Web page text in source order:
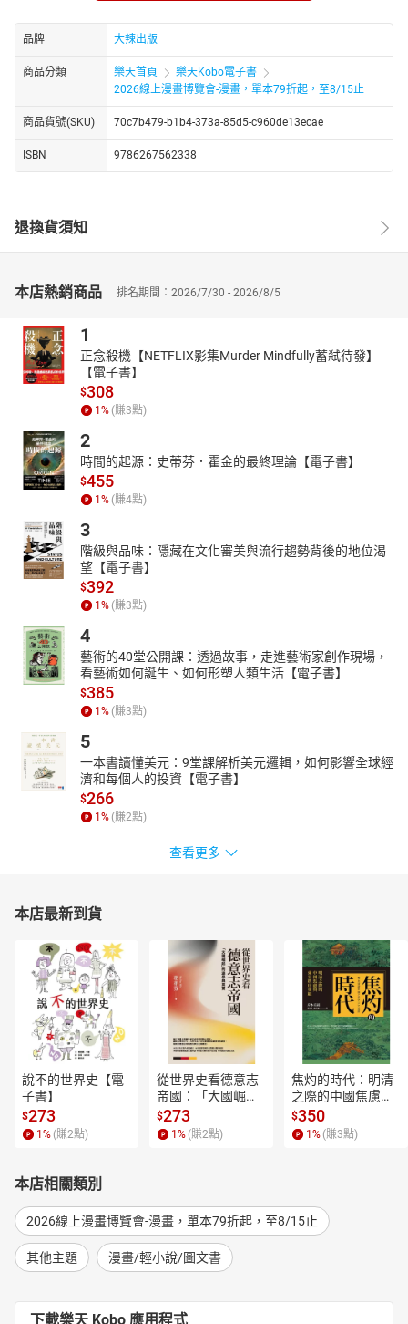
想像的年代，也映照出每個人心中那段未完的青春記憶。
出版十年後，這部備受好評的漫畫系列以典藏合集版本回歸，完整
收藏兩冊經典內容，收錄珍貴彩頁與作者後記，是獻給所有經歷過
或嚮往那個年代讀者的一份溫柔時光禮物。
像一部八釐米播放的青春紀錄片——
《80年代事件簿》典藏版，
的動盪與變化，僅限年輕的、可以任意揮霍的青春。對我來說，80
年代的台灣正是那樣的豐富而且充滿活力，希望藉由這樣的書寫，
關於那些人那些事的「回憶」，成了時間送給我們最珍貴的禮物，
匐前進。這些停放在肩上的滋味，我十分珍惜。我明白當時間到
了，它終將成為另一段寶貴的「回憶」。——小莊
屬於我們這個世代的故事，通向記憶的列車即將開啟。
小莊以他獨有的筆觸與視角，捕捉過往種種溫熱的回憶，整理出屬
有些遺憾，但更多的是對成長的感動與釋然，僅以這二十四篇生命
故事，向我們的青春致敬。
【內容介紹】
十年經典，重磅回歸！
《80年代事件簿》典藏版收錄全兩冊完整內容，
導演小莊以電影般筆觸，重現那個霹靂舞、錄影帶、棒球與夢想交
錯的年代——
一部屬於台灣人的青春紀錄漫畫。
《80年代事件簿》是導演兼漫畫家小莊以個人記憶書寫台灣青春的
自傳式漫畫。作品從1970年代末到1990年代初，透過〈棒球熱〉、
〈超合金機器人〉、〈李小龍〉、〈升學壓力〉等篇章，描繪解嚴
前後的社會氛圍與少年成長。那是彩色電視剛普及、補習文化興
起、街頭霹靂舞與巷弄棒球交錯的年代。
小莊以導演般的鏡頭感與懷舊筆觸，重現那個既天真又動盪的時
光，細膩呈現家庭、人情與時代的交錯記憶。《80年代事件簿》不
只是個人成長記事，更是一部屬於整個世代的台灣青春紀錄片式漫
畫。
還有，小莊以導演般的鏡頭感，描繪1980年代台灣的城市風景——
際大戰》的銀幕震撼。這些場景不只是懷舊符號，更是構成一代人
作品中穿插家庭與青春的細膩情感，像〈老爸的一件小事〉那樣溫
柔克制，又在〈錄影帶〉與〈大型機台電動玩具〉中重現那個科技
萌芽與慾望初現的時代樣貌。
畫面兼具紀錄感與電影感，文字節制而真切，捕捉了「我們曾經擁
有卻再也回不去」的台灣八○年代——一個剛學會自由、也學會孤獨
的青春時代。
看莊導的漫畫時，同步的自己、同齡的記憶也一起活了起來，兩人
的事件同時在腦海中交串，記憶緊緊地抱著我。對我來說，這就是
種享受。
――柯一正╱導演
小莊用極細膩的筆，畫出八○年代的風景和風情，畫出那個時代隱隱
躁動著的台灣。
這部漫畫勾起我許多的回憶與感受。那個時代的光影是亮暗分明
的，光線是緩慢移動的，空氣是自由流動的，人的影子能拉得長長
的。
――陳玉勳╱導演
歡就去做的年代——我們都不曾遺忘的八○年代。
品牌 大辣出版
商品分類 樂天首頁
樂天Kobo電子書
2026線上漫畫博覽會-漫畫，單本79折起，至8/15止
商品貨號(SKU) 70c7b479-b1b4-373a-85d5-c960de13ecae
ISBN 9786267562338
退換貨須知
本店熱銷商品 排名期間：2026/7/30 - 2026/8/5
1
正念殺機【NETFLIX影集Murder Mindfully蓄弒待發】
【電子書】
$308
1 % (賺3點)
2
時間的起源：史蒂芬．霍金的最終理論【電子書】
$455
1 % (賺4點)
3
階級與品味：隱藏在文化審美與流行趨勢背後的地位渴
望【電子書】
$392
1 % (賺3點)
4
藝術的40堂公開課：透過故事，走進藝術家創作現場，
看藝術如何誕生、如何形塑人類生活【電子書】
$385
1 % (賺3點)
5
一本書讀懂美元：9堂課解析美元邏輯，如何影響全球經
濟和每個人的投資【電子書】
$266
1 % (賺2點)
查看更多
本店最新到貨
說不的世界史【電
子書】
$273
1 % (賺2點)
從世界史看德意志
帝國：「大國崛
起」的迷思與真實
【電子書】
$273
1 % (賺2點)
焦灼的時代：明清
之際的中國焦慮與
東亞秩序重組【電
子書】
$350
1 % (賺3點)
本店相關類別
2026線上漫畫博覽會-漫畫，單本79折起，至8/15止
其他主題 漫畫/輕小說/圖文書
下載樂天 Kobo 應用程式